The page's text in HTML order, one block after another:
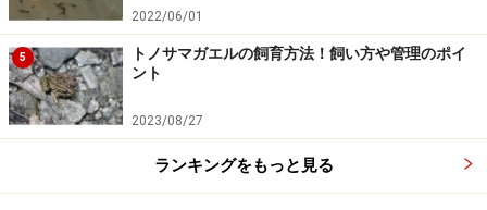
ただ、最近は似たような生態であるアメリカのツノトカ
ゲが、かなり飼育技術も進歩してきていますから、モロ
クトカゲだって．．．と考えてしまうのは不謹慎でしょ
うか？何度も言いますが、そもそも流通自体が行われな
いはずの種類ですけど。
2022/06/01
5
トノサマガエルの飼育方法！飼い方や管理のポイ
ント
2023/08/27
ランキングをもっと見る